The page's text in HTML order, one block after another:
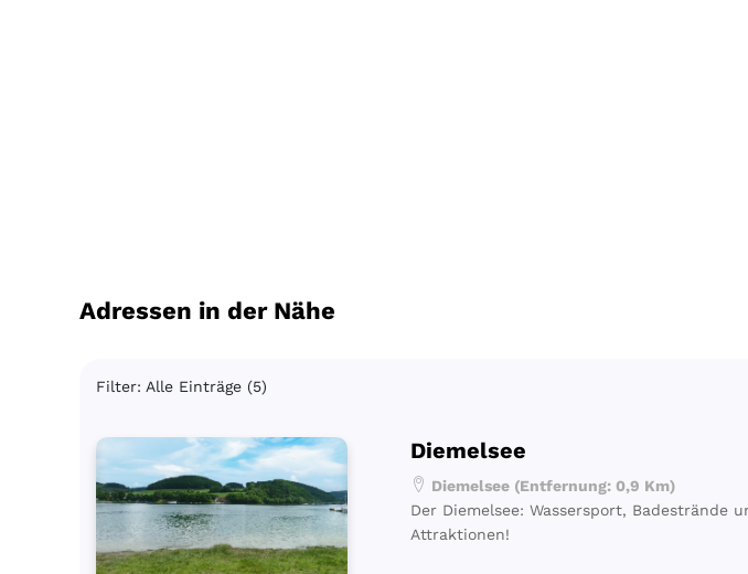
Adressen in der Nähe
Filter: Alle Einträge (5)
Diemelsee
Diemelsee (Entfernung: 0,9 Km)
Der Diemelsee: Wassersport, Badestrände
Attraktionen!